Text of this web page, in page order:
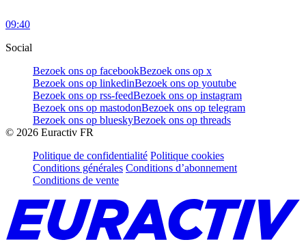
09:40
Social
Bezoek ons op facebookBezoek ons op x
Bezoek ons op linkedinBezoek ons op youtube
Bezoek ons op rss-feedBezoek ons op instagram
Bezoek ons op mastodonBezoek ons op telegram
Bezoek ons op blueskyBezoek ons op threads
© 2026 Euractiv FR
Politique de confidentialité Politique cookies
Conditions générales Conditions d’abonnement
Conditions de vente